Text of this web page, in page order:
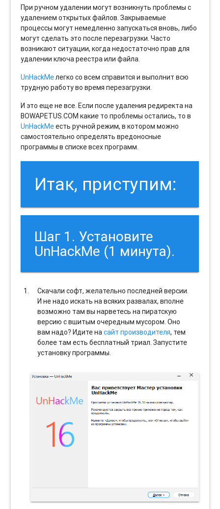
При ручном удалении могут возникнуть проблемы с
удалением открытых файлов. Закрываемые
процессы могут немедленно запускаться вновь, либо
могут сделать это после перезагрузки. Часто
возникают ситуации, когда недостаточно прав для
удалении ключа реестра или файла.
UnHackMeлегко со всем справится и выполнит всю
трудную работу во время перезагрузки.
И это еще не все. Если после удаления редиректа на
BOWAPETUS.COM какие то проблемы остались, то в
UnHackMeесть ручной режим, в котором можно
самостоятельно определять вредоносные
программы в списке всех программ.
Итак, приступим:
Шаг 1. Установите
UnHackMe (1 минута).
Скачали софт, желательно последней версии.
И не надо искать на всяких развалах, вполне
возможно там вы нарветесь на пиратскую
версию с вшитым очередным мусором. Оно
вам надо? Идите насайт производителя, тем
более там есть бесплатный триал. Запустите
установку программы.